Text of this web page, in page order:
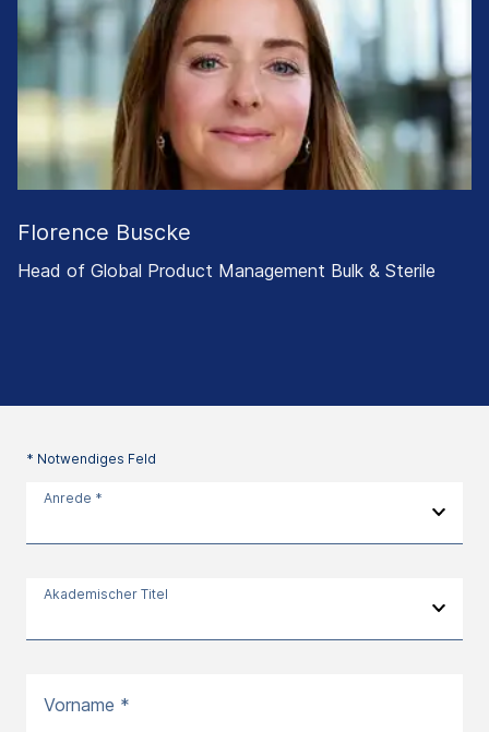
Florence Buscke
Head of Global Product Management Bulk & Sterile
* Notwendiges Feld
Anrede *
Akademischer Titel
Vorname *